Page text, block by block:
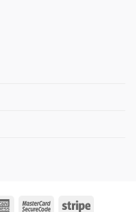
AmericanMasterCardStripe